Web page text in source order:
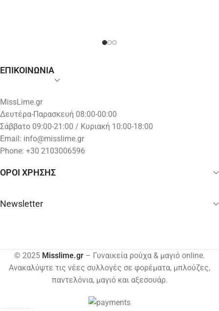
ΕΠΙΚΟΙΝΩΝΙΑ
MissLime.gr
Δευτέρα-Παρασκευή 08:00-00:00
Σάββατο 09:00-21:00 / Κυριακή 10:00-18:00
Email: info@misslime.gr
Phone: +30 2103006596
ΟΡΟΙ ΧΡΗΣΗΣ
Newsletter
© 2025 Misslime.gr – Γυναικεία ρούχα & μαγιό online.
Ανακαλύψτε τις νέες συλλογές σε φορέματα, μπλούζες,
παντελόνια, μαγιό και αξεσουάρ.